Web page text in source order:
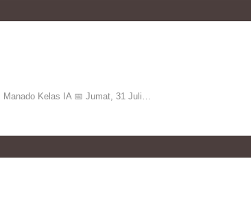
Manado Kelas IA 📅 Jumat, 31 Juli…